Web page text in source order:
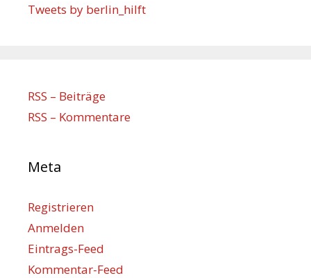
Tweets by berlin_hilft
RSS – Beiträge
RSS – Kommentare
Meta
Registrieren
Anmelden
Eintrags-Feed
Kommentar-Feed